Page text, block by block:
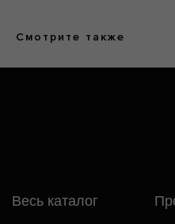
Смотрите также